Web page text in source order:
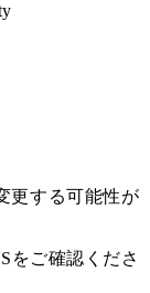
更する可能性が
をご確認くださ